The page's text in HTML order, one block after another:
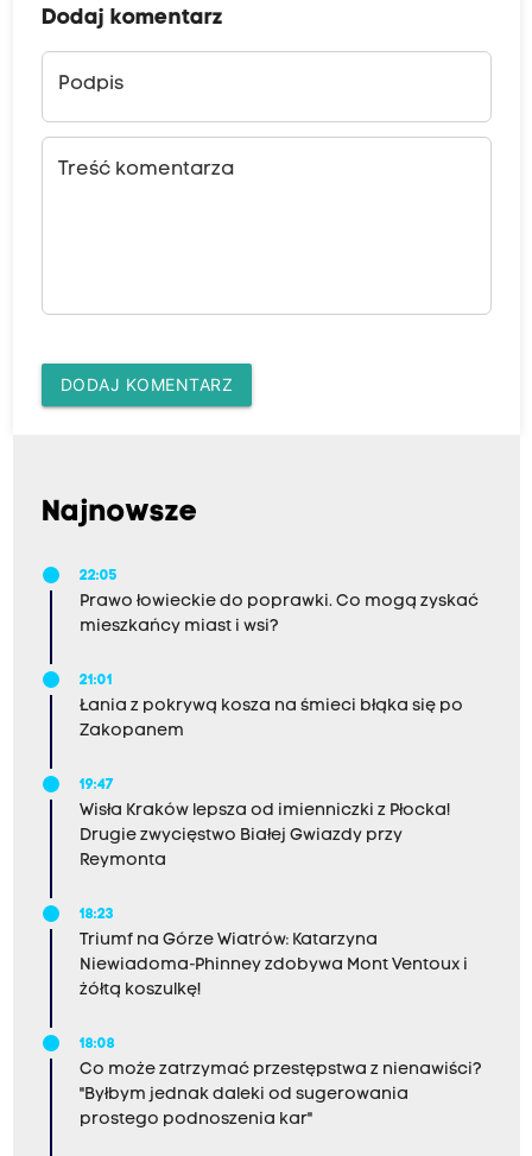
Dodaj komentarz
Podpis
Treść komentarza
DODAJ KOMENTARZ
Najnowsze
22:05
Prawo łowieckie do poprawki. Co mogą zyskać
mieszkańcy miast i wsi?
21:01
Łania z pokrywą kosza na śmieci błąka się po
Zakopanem
19:47
Wisła Kraków lepsza od imienniczki z Płocka!
Drugie zwycięstwo Białej Gwiazdy przy
Reymonta
18:23
Triumf na Górze Wiatrów: Katarzyna
Niewiadoma-Phinney zdobywa Mont Ventoux i
żółtą koszulkę!
18:08
Co może zatrzymać przestępstwa z nienawiści?
"Byłbym jednak daleki od sugerowania
prostego podnoszenia kar"